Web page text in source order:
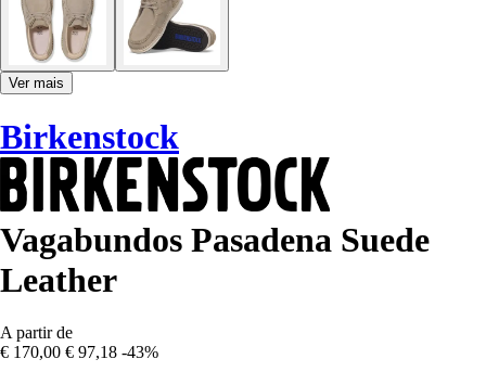
Ver mais
Birkenstock
Vagabundos Pasadena Suede
Leather
A partir de
€ 170,00 € 97,18 -43%